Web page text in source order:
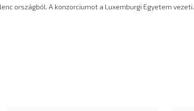
országból. A konzorciumot a Luxemburgi Egyetem vezeti.